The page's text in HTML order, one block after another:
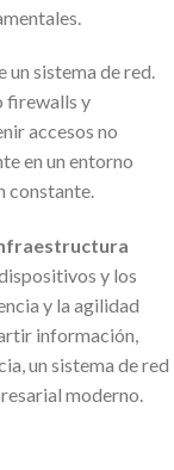
un sistema de red.
firewalls y
accesos no
en un entorno
constante.
y los
y la agilidad
información,
un sistema de red
moderno.